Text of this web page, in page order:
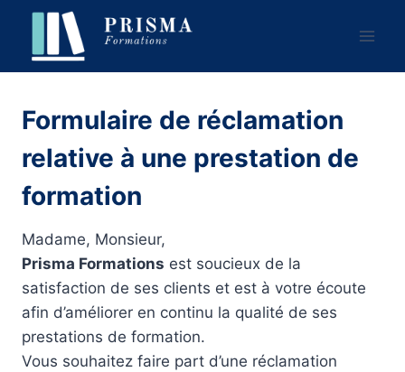
contenu
Formulaire de réclamation
relative à une prestation de
formation
Madame, Monsieur,
Prisma Formations est soucieux de la
satisfaction de ses clients et est à votre écoute
afin d’améliorer en continu la qualité de ses
prestations de formation.
Vous souhaitez faire part d’une réclamation